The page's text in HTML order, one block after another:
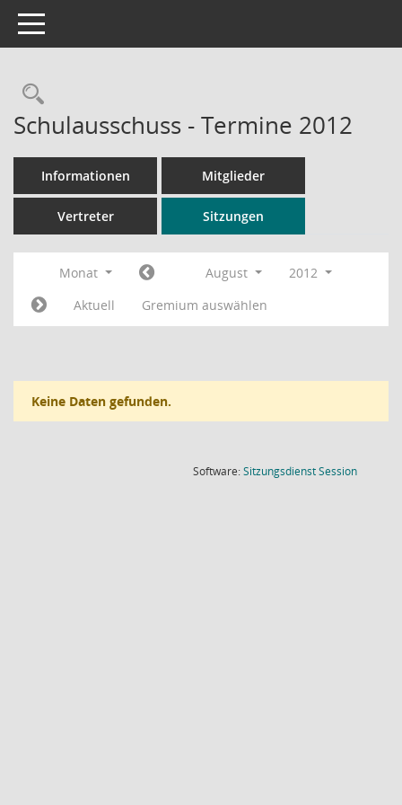
Toggle navigation
Rechercheauswahl
Schulausschuss - Termine 2012
Informationen Mitglieder
Vertreter Sitzungen
Monat August
2012
Aktuell
Gremium auswählen
Keine Daten gefunden.
Software:SitzungsdienstSession(Wird in